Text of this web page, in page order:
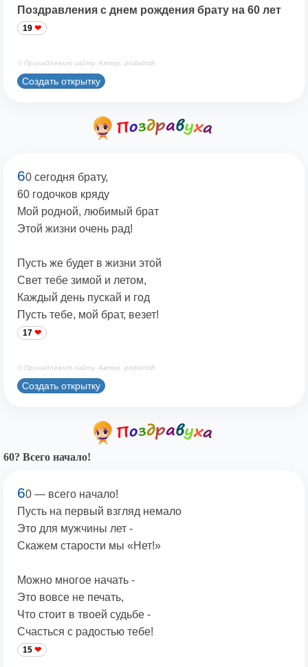
Поздравления с днем рождения брату на 60 лет
19
© Принадлежит сайту. Автор: podaristih
Создать открытку
60 сегодня брату,
60 годочков кряду
Мой родной, любимый брат
Этой жизни очень рад!
Пусть же будет в жизни этой
Свет тебе зимой и летом,
Каждый день пускай и год
Пусть тебе, мой брат, везет!
17
© Принадлежит сайту. Автор: podaristih
Создать открытку
60? Всего начало!
60 — всего начало!
Пусть на первый взгляд немало
Это для мужчины лет -
Скажем старости мы «Нет!»
Можно многое начать -
Это вовсе не печать,
Что стоит в твоей судьбе -
Счасться с радостью тебе!
15